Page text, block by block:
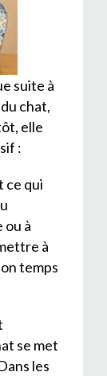
suite à
chat,
elle
:
ce qui
ou à
à
temps
se met
les